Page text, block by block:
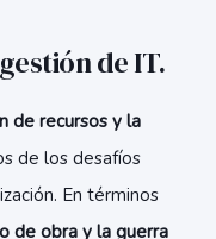
de IT.
de recursos y la
de los desafíos
En términos
de obra y la guerra